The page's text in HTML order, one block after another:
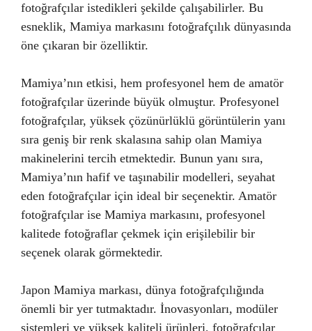
fotoğrafçılar istedikleri şekilde çalışabilirler. Bu
esneklik, Mamiya markasını fotoğrafçılık dünyasında
öne çıkaran bir özelliktir.
Mamiya’nın etkisi, hem profesyonel hem de amatör
fotoğrafçılar üzerinde büyük olmuştur. Profesyonel
fotoğrafçılar, yüksek çözünürlüklü görüntülerin yanı
sıra geniş bir renk skalasına sahip olan Mamiya
makinelerini tercih etmektedir. Bunun yanı sıra,
Mamiya’nın hafif ve taşınabilir modelleri, seyahat
eden fotoğrafçılar için ideal bir seçenektir. Amatör
fotoğrafçılar ise Mamiya markasını, profesyonel
kalitede fotoğraflar çekmek için erişilebilir bir
seçenek olarak görmektedir.
Japon Mamiya markası, dünya fotoğrafçılığında
önemli bir yer tutmaktadır. İnovasyonları, modüler
sistemleri ve yüksek kaliteli ürünleri, fotoğrafçılar